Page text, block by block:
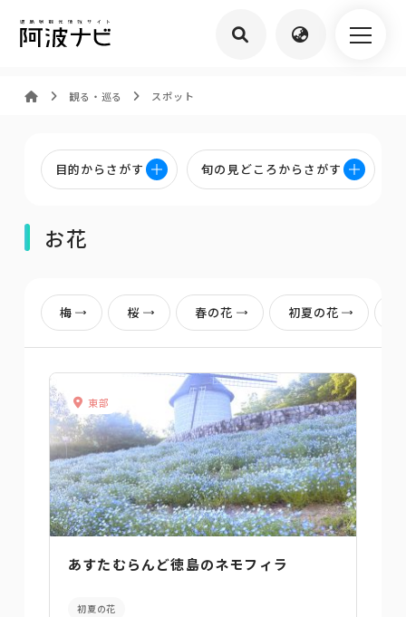
観る・巡る スポット
目的からさがす 旬の見どころからさがす
お花
梅 桜 春の花 初夏の花
東部
あすたむらんど徳島のネモフィラ
初夏の花